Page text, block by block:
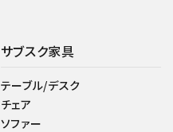
サブスク家具
テーブル/デスク
チェア
ソファー